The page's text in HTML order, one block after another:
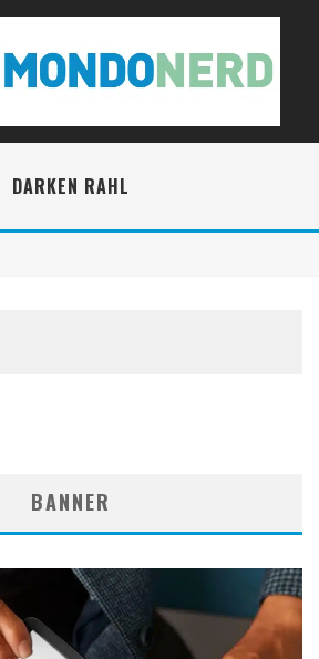
DARKEN RAHL
BANNER